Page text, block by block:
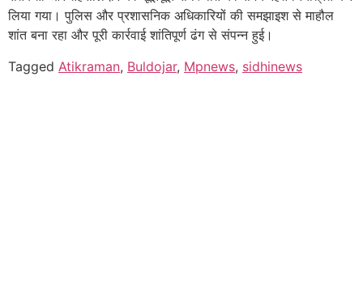
लिया गया। पुलिस और प्रशासनिक अधिकारियों की समझाइश से माहौल
शांत बना रहा और पूरी कार्रवाई शांतिपूर्ण ढंग से संपन्न हुई।
Tagged Atikraman, Buldojar, Mpnews, sidhinews